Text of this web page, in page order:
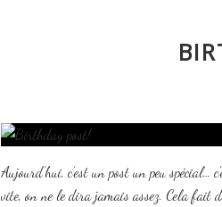
Aujourd’hui, c’est un post un peu spécial…
vite, on ne le dira jamais assez. Cela fait